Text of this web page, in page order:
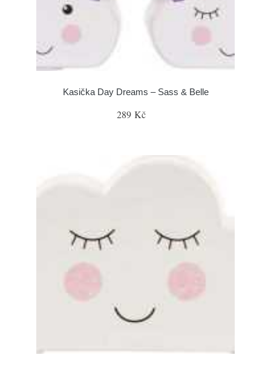
Kasička Day Dreams – Sass & Belle
289 Kč